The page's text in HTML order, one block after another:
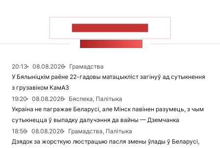
20:13 08.08.2026
Грамадства
У Бялыніцкім раёне 22-гадовы матацыкліст загінуў ад сутыкнення
з грузавіком КамАЗ
19:20
08.08.2026
Бяспека, Палітыка
Украіна не пагражае Беларусі, але Мінск павінен разумець, з чым
сутыкнецца ў выпадку далучэння да вайны — Дземчанка
18:56
08.08.2026
Грамадства, Палітыка
Дзядок за жорсткую люстрацыю пасля змены ўлады ў Беларусі,